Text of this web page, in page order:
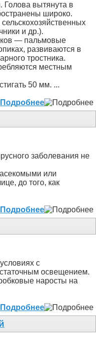
вытянута в
широко.
и др.).
— пальмовые
развиваются в
тростника.
местным
50 мм. ...
Подробнее
заболевания не
или
до того, как
Подробнее
с
освещением.
наросты на
Подробнее